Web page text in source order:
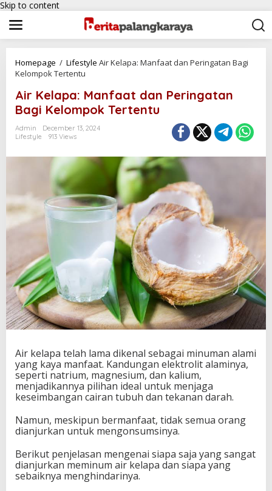
Skip to content
Homepage / Lifestyle Air Kelapa: Manfaat dan Peringatan Bagi
Kelompok Tertentu
Air Kelapa: Manfaat dan Peringatan
Bagi Kelompok Tertentu
Admin
December 13, 2024
Lifestyle
913 Views
Air kelapa telah lama dikenal sebagai minuman alami
yang kaya manfaat. Kandungan elektrolit alaminya,
seperti natrium, magnesium, dan kalium,
menjadikannya pilihan ideal untuk menjaga
keseimbangan cairan tubuh dan tekanan darah.
Namun, meskipun bermanfaat, tidak semua orang
dianjurkan untuk mengonsumsinya.
Berikut penjelasan mengenai siapa saja yang sangat
dianjurkan meminum air kelapa dan siapa yang
sebaiknya menghindarinya.